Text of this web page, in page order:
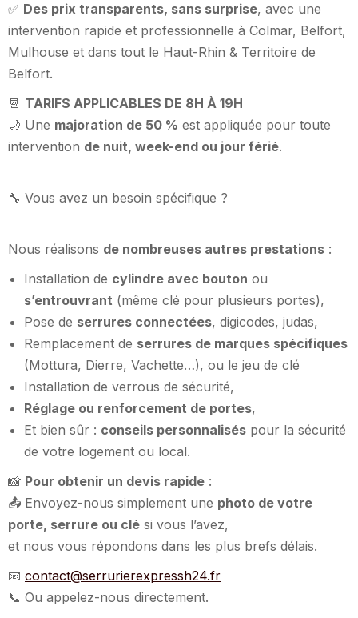
✅ Des prix transparents, sans surprise, avec une
intervention rapide et professionnelle à Colmar, Belfort,
Mulhouse et dans tout le Haut-Rhin & Territoire de
Belfort.
📆 TARIFS APPLICABLES DE 8H À 19H
🌙 Une majoration de 50 % est appliquée pour toute
intervention de nuit, week-end ou jour férié.
🔧 Vous avez un besoin spécifique ?
Nous réalisons de nombreuses autres prestations :
Installation de cylindre avec bouton ou
s’entrouvrant (même clé pour plusieurs portes),
Pose de serrures connectées, digicodes, judas,
Remplacement de serrures de marques spécifiques
(Mottura, Dierre, Vachette…), ou le jeu de clé
Installation de verrous de sécurité,
Réglage ou renforcement de portes,
Et bien sûr : conseils personnalisés pour la sécurité
de votre logement ou local.
📸 Pour obtenir un devis rapide :
📤 Envoyez-nous simplement une photo de votre
porte, serrure ou clé si vous l’avez,
et nous vous répondons dans les plus brefs délais.
📧 contact@serrurierexpressh24.fr
📞 Ou appelez-nous directement.